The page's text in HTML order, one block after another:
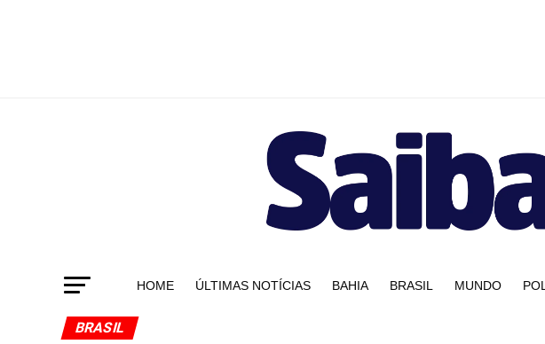
HOME ÚLTIMAS NOTÍCIAS BAHIA BRASIL MUNDO
BRASIL